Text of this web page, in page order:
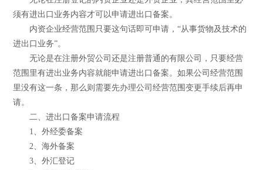
须有进出口业务内容才可以申请进出口备案。
内资企业经营范围只要这句话即可申请，“从事货物及技术的
进出口业务”。
无论是在注册外贸公司还是注册普通的有限公司，只要经营
范围里有进出业务内容就能申请进出口备案。如果公司经营范围
里没有这一条，那么则需要先办理公司经营范围变更手续后再申
请。
二、进出口备案申请流程
1、外经委备案
2、海外备案
3、外汇登记